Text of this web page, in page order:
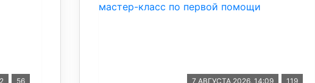
56 7 АВГУСТА 2026, 14:09 119